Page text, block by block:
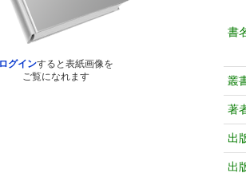
ログインすると表紙画像を
ご覧になれます
書
叢
著
出
出